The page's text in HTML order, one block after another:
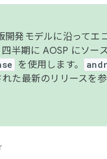
開発モデルに沿って
半期に AOSP にソー
を使用します。
た最新のリリースを